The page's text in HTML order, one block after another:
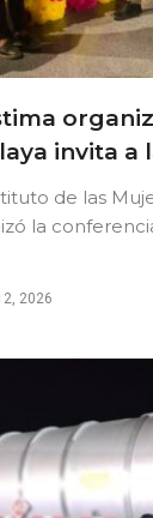
invita
de las
la
2026